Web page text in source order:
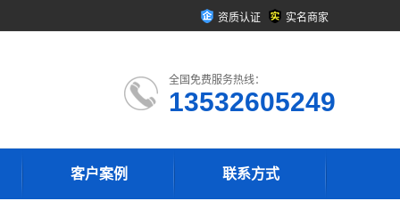
资质认证 实名商家
全国免费服务热线：
13532605249
客户案例 联系方式